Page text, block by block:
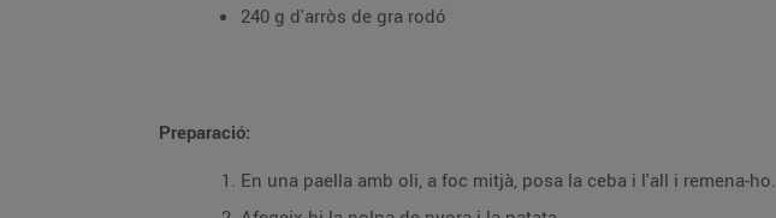
240 g d'arròs de gra rodó
Preparació:
En una paella amb oli, a foc mitjà, posa la ceba i l'all i remena-ho.